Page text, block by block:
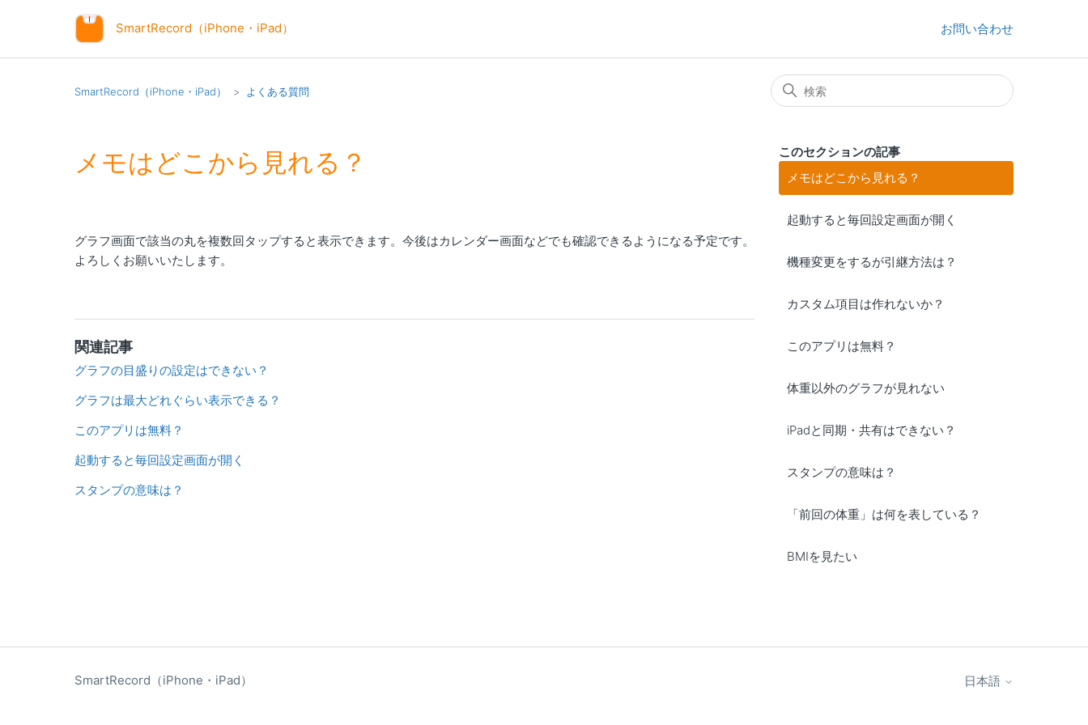
SmartRecord（iPhone・iPad） お問い合わせ
SmartRecord（iPhone・iPad） よくある質問
このセクションの記事
メモはどこから見れる？
起動すると毎回設定画面が開く
機種変更をするが引継方法は？
カスタム項目は作れないか？
このアプリは無料？
体重以外のグラフが見れない
iPadと同期・共有はできない？
スタンプの意味は？
「前回の体重」は何を表している？
BMIを見たい
メモはどこから見れる？
グラフ画面で該当の丸を複数回タップすると表示できます。今後はカレンダー画面などでも確認できるようになる予定です。
よろしくお願いいたします。
関連記事
グラフの目盛りの設定はできない？
グラフは最大どれぐらい表示できる？
このアプリは無料？
起動すると毎回設定画面が開く
スタンプの意味は？
SmartRecord（iPhone・iPad） 日本語